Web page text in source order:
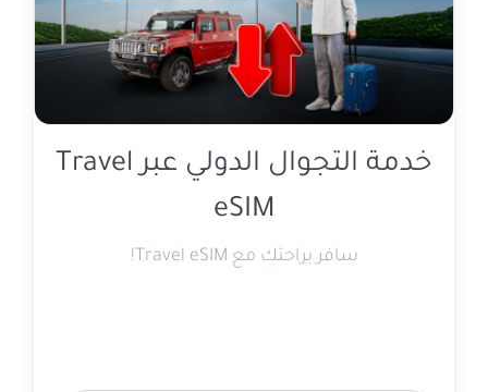
خدمة التجوال الدولي عبر Travel
eSIM
سافر براحتك مع Travel eSIM!